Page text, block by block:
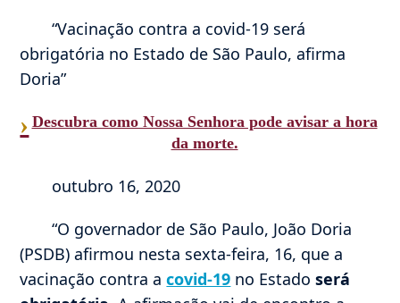
“Vacinação contra a covid-19 será
obrigatória no Estado de São Paulo, afirma
Doria”
› Descubra como Nossa Senhora pode avisar a hora
da morte.
outubro 16, 2020
“O governador de São Paulo, João Doria
(PSDB) afirmou nesta sexta-feira, 16, que a
vacinação contra acovid-19 no Estadoserá